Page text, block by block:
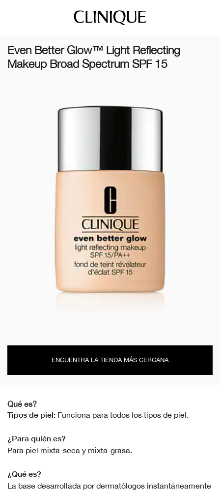
Even Better Glow™ Light Reflecting
Makeup Broad Spectrum SPF 15
ENCUENTRA LA TIENDA MÁS CERCANA
Qué es?
Tipos de piel: Funciona para todos los tipos de piel.
¿Para quién es?
Para piel mixta-seca y mixta-grasa.
¿Qué es?
La base desarrollada por dermatólogos instantáneamente